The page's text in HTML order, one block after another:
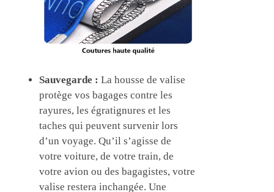
Sauvegarde : La housse de valise
protège vos bagages contre les
rayures, les égratignures et les
taches qui peuvent survenir lors
d’un voyage. Qu’il s’agisse de
votre voiture, de votre train, de
votre avion ou des bagagistes, votre
valise restera inchangée. Une